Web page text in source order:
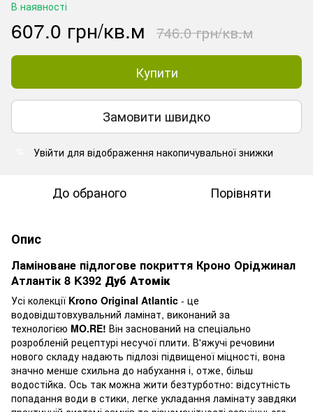
В наявності
607.0 грн/кв.м 746.0 грн/кв.м
Купити
Замовити швидко
Увійти для відображення накопичувальної знижки
До обраного Порівняти
Опис
Ламіноване підлогове покриття Кроно Оріджинал
Атлантік 8 K392 Дуб Атомік
Усі колекції Krono Original Atlantic - це
водовідштовхувальний ламінат, виконаний за
технологією MO.RE! Він заснований на спеціально
розробленій рецептурі несучої плити. В'яжучі речовини
нового складу надають підлозі підвищеної міцності, вона
значно менше схильна до набухання і, отже, більш
водостійка. Ось так можна жити безтурботно: відсутність
попадання води в стики, легке укладання ламінату завдяки